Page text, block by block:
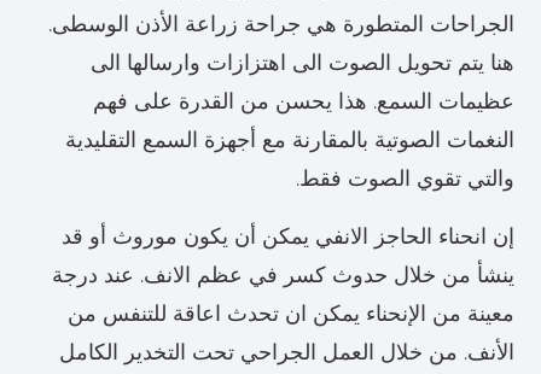
الجراحات المتطورة هي جراحة زراعة الأذن الوسطى.
هنا يتم تحويل الصوت الى اهتزازات وارسالها الى
عظيمات السمع. هذا يحسن من القدرة على فهم
النغمات الصوتية بالمقارنة مع أجهزة السمع التقليدية
والتي تقوي الصوت فقط.
إن انحناء الحاجز الانفي يمكن أن يكون موروث أو قد
ينشأ من خلال حدوث كسر في عظم الانف. عند درجة
معينة من الإنحناء يمكن ان تحدث اعاقة للتنفس من
الأنف. من خلال العمل الجراحي تحت التخدير الكامل